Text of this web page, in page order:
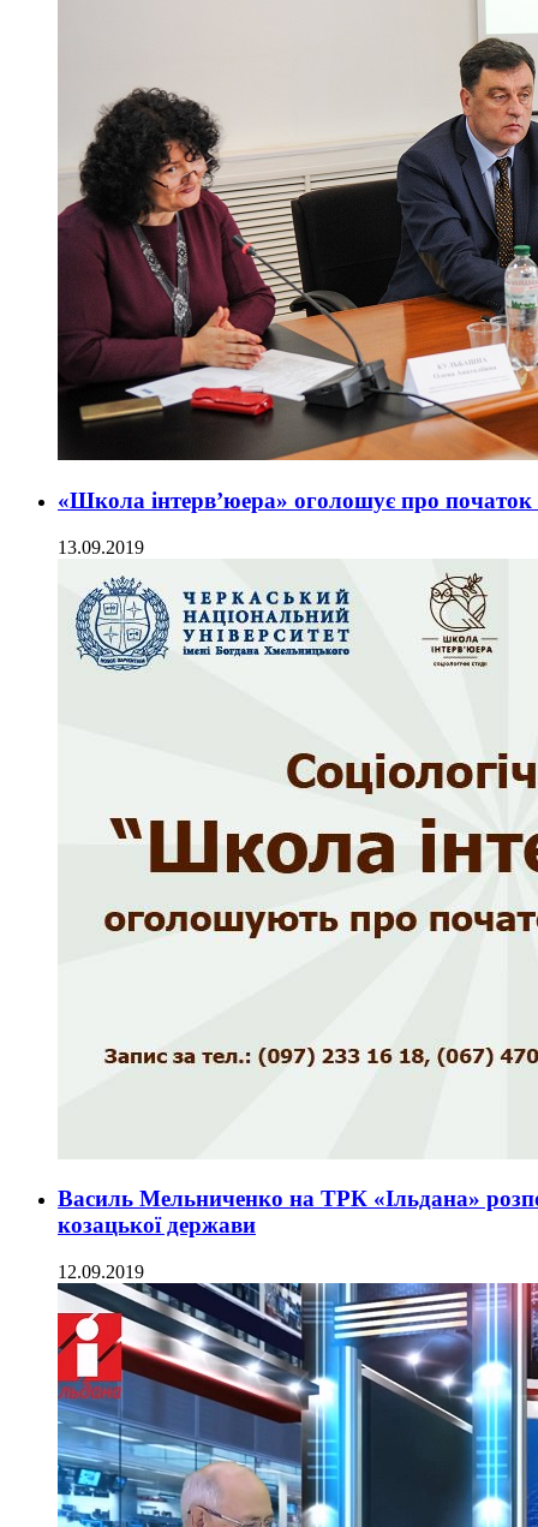
«Школа інтерв’юера» оголошує про початок
13.09.2019
Василь Мельниченко на ТРК «Ільдана»
козацької держави
12.09.2019